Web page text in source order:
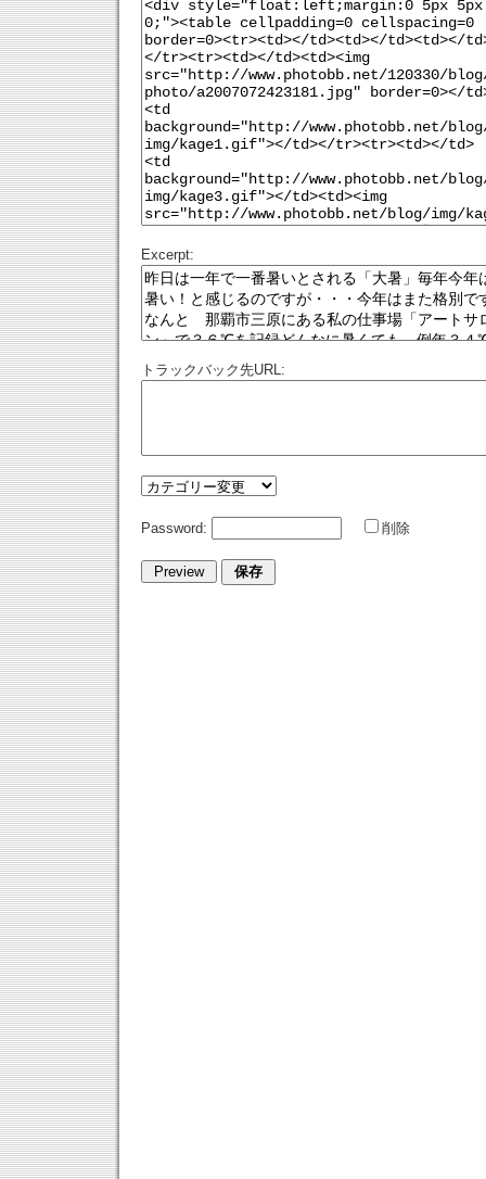
Excerpt:
トラックバック先URL:
Password: 削除